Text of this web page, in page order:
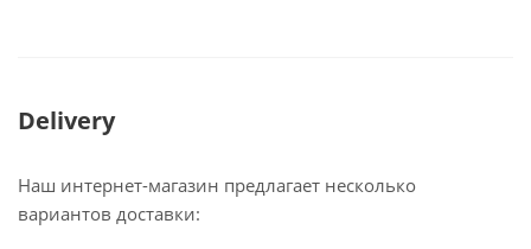
Delivery
Наш интернет-магазин предлагает несколько
вариантов доставки: